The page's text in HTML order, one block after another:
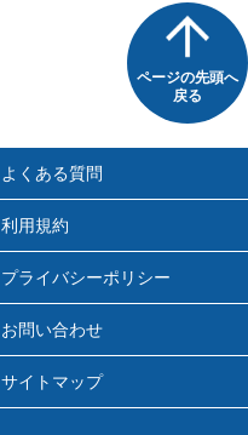
ページの先頭へ
戻る
よくある質問
利用規約
プライバシーポリシー
お問い合わせ
サイトマップ